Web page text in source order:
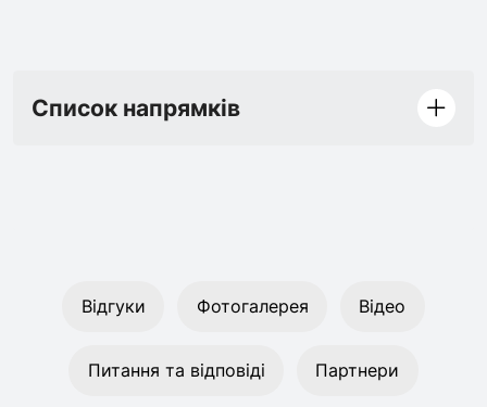
Список напрямків
Відгуки Фотогалерея Відео
Питання та відповіді Партнери